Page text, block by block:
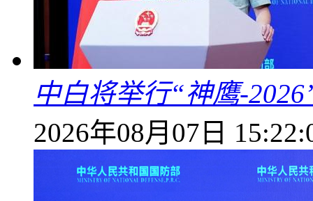
中白将举行“神鹰-
2026年08月07日